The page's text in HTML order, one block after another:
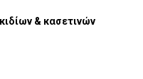
& κασετινών